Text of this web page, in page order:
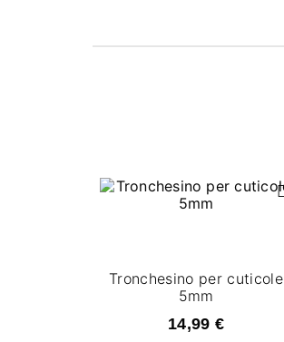
Tronchesino per cuticole
5mm
14,99 €